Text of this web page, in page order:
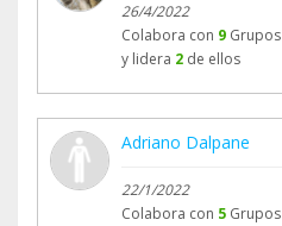
26/4/2022
Colabora con 9 Grupos
y lidera 2 de ellos
Adriano Dalpane
22/1/2022
Colabora con 5 Grupos